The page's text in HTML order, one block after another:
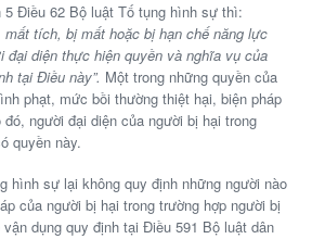
5 Điều 62 Bộ luật Tố tụng hình sự thì:
mất tích, bị mất hoặc bị hạn chế năng lực
diện thực hiện quyền và nghĩa vụ của
tại Điều này”. Một trong những quyền của
phạt, mức bồi thường thiệt hại, biện pháp
người đại diện của người bị hại trong
quyền này.
hình sự lại không quy định những người nào
của người bị hại trong trường hợp người bị
dụng quy định tại Điều 591 Bộ luật dân